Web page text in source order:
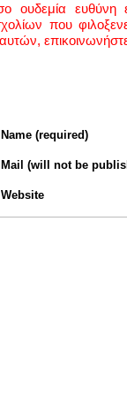
ουδεμία
που
Name (required)
Mail (will not be
Website